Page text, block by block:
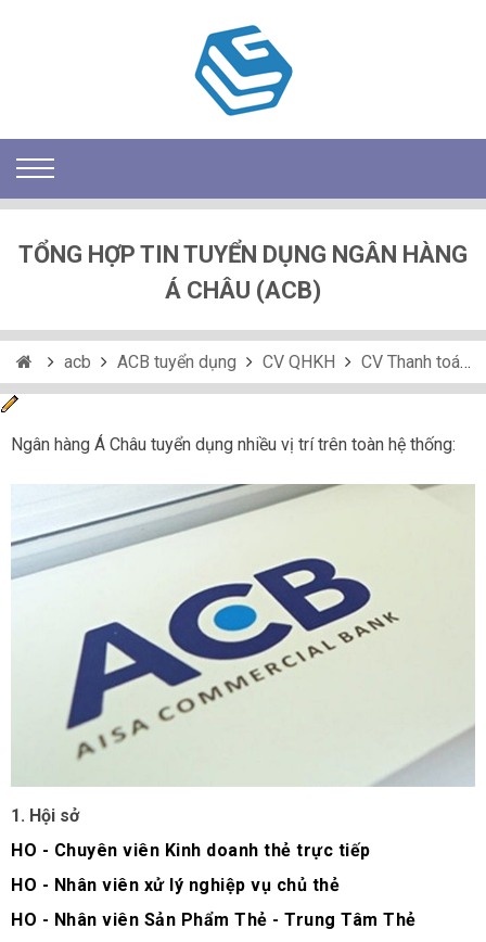
TỔNG HỢP TIN TUYỂN DỤNG NGÂN HÀNG
Á CHÂU (ACB)
acb ACB tuyển dụng CV QHKH CV Thanh toán quốc tế
Ngân hàng Á Châu tuyển dụng nhiều vị trí trên toàn hệ thống:
1. Hội sở
HO - Chuyên viên Kinh doanh thẻ trực tiếp
HO - Nhân viên xử lý nghiệp vụ chủ thẻ
HO - Nhân viên Sản Phẩm Thẻ - Trung Tâm Thẻ